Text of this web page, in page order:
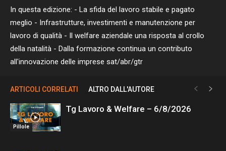
In questa edizione: - La sfida del lavoro stabile e pagato
meglio - Infrastrutture, investimenti e manutenzione per
lavoro di qualità - Il welfare aziendale una risposta al crollo
della natalità - Dalla formazione continua un contributo
all'innovazione delle imprese sat/abr/gtr
ARTICOLI CORRELATI ALTRO DALL'AUTORE
Pillole
Tg Lavoro & Welfare – 6/8/2026